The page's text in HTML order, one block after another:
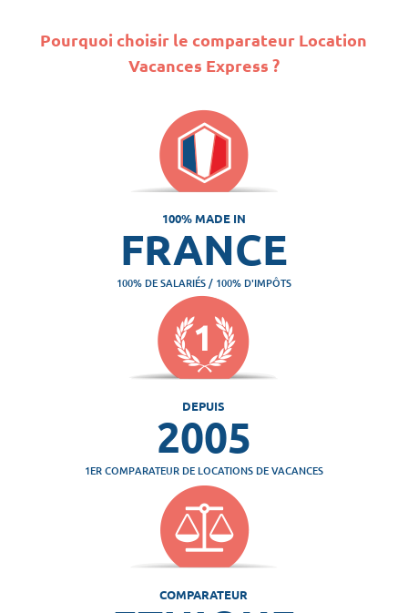
Pourquoi choisir le comparateur Location
Vacances Express ?
100% MADE IN
FRANCE
100% DE SALARIÉS / 100% D'IMPÔTS
DEPUIS
2005
1ER COMPARATEUR DE LOCATIONS DE VACANCES
COMPARATEUR